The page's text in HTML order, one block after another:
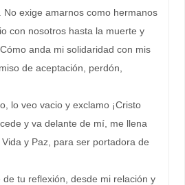
No exige amarnos como hermanos
con nosotros hasta la muerte y
anda mi solidaridad con mis
de aceptación, perdón,
lo veo vacio y exclamo ¡Cristo
y va delante de mí, me llena
y Paz, para ser portadora de
tu reflexión, desde mi relación y